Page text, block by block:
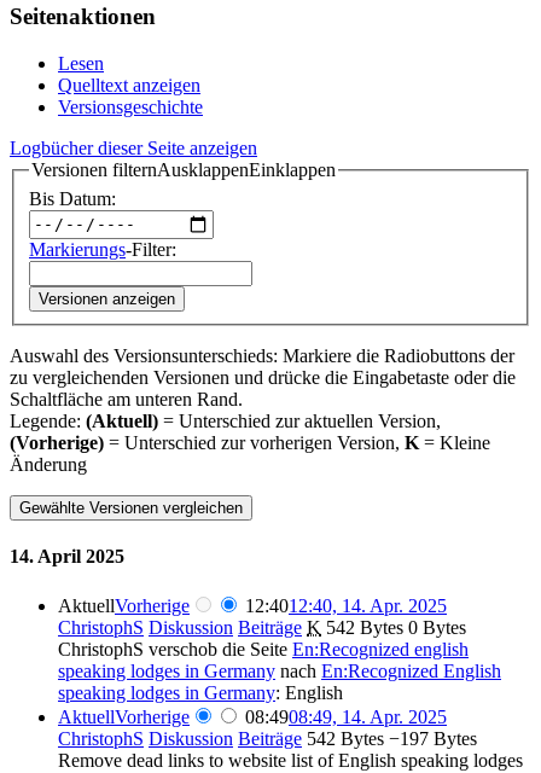
Seitenaktionen
Lesen
Quelltext anzeigen
Versionsgeschichte
Logbücher dieser Seite anzeigen
Versionen filternAusklappenEinklappen
Bis Datum:
Markierungs-Filter:
Versionen anzeigen
Auswahl des Versionsunterschieds: Markiere die Radiobuttons der
zu vergleichenden Versionen und drücke die Eingabetaste oder die
Schaltfläche am unteren Rand.
Legende: (Aktuell) = Unterschied zur aktuellen Version,
(Vorherige) = Unterschied zur vorherigen Version, K = Kleine
Änderung
14. April 2025
AktuellVorherige 12:4012:40, 14. Apr. 2025
ChristophS Diskussion Beiträge K 542 Bytes 0 Bytes
ChristophS verschob die Seite En:Recognized english
speaking lodges in Germany nach En:Recognized English
speaking lodges in Germany: English
AktuellVorherige 08:4908:49, 14. Apr. 2025
ChristophS Diskussion Beiträge 542 Bytes −197 Bytes
Remove dead links to website list of English speaking lodges